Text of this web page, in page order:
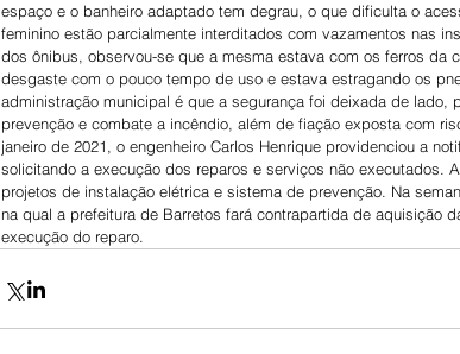
espaço e o banheiro adaptado tem degrau, o que dificulta o
feminino estão parcialmente interditados com vazamentos nas
dos ônibus, observou-se que a mesma estava com os ferros da
desgaste com o pouco tempo de uso e estava estragando os
administração municipal é que a segurança foi deixada de lado,
prevenção e combate a incêndio, além de fiação exposta com
janeiro de 2021, o engenheiro Carlos Henrique providenciou a
solicitando a execução dos reparos e serviços não executados.
projetos de instalação elétrica e sistema de prevenção. Na
na qual a prefeitura de Barretos fará contrapartida de aquisição
execução do reparo.